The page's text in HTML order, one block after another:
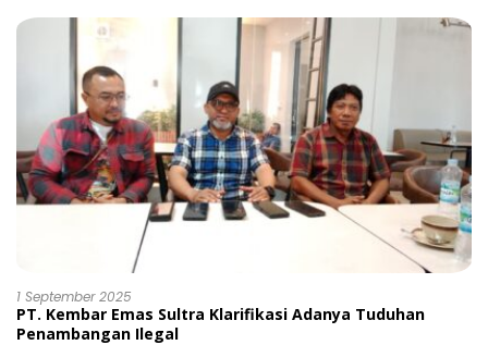
1 September 2025
PT. Kembar Emas Sultra Klarifikasi Adanya Tuduhan
Penambangan Ilegal